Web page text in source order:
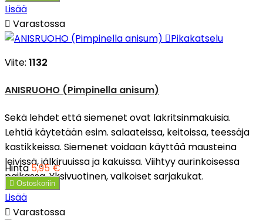
Lisää
 Varastossa
Pikakatselu
Viite: 1132
ANISRUOHO (Pimpinella anisum)
Sekä lehdet että siemenet ovat lakritsinmakuisia.
Lehtiä käytetään esim. salaateissa, keitoissa, teessäja
kastikkeissa. Siemenet voidaan käyttää mausteina
leivissä, jälkiruuissa ja kakuissa. Viihtyy aurinkoisessa
paikassa. Yksivuotinen, valkoiset sarjakukat.
Hinta 5,95 €
 Ostoskoriin
Lisää
 Varastossa